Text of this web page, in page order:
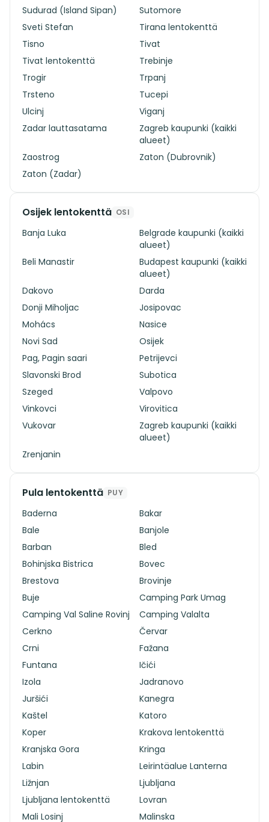
Sudurad (Island Sipan)
Sutomore
Sveti Stefan
Tirana lentokenttä
Tisno
Tivat
Tivat lentokenttä
Trebinje
Trogir
Trpanj
Trsteno
Tucepi
Ulcinj
Viganj
Zadar lauttasatama
Zagreb kaupunki (kaikki
alueet)
Zaostrog
Zaton (Dubrovnik)
Zaton (Zadar)
Osijek lentokenttä OSI
Banja Luka
Belgrade kaupunki (kaikki
alueet)
Beli Manastir
Budapest kaupunki (kaikki
alueet)
Dakovo
Darda
Donji Miholjac
Josipovac
Mohács
Nasice
Novi Sad
Osijek
Pag, Pagin saari
Petrijevci
Slavonski Brod
Subotica
Szeged
Valpovo
Vinkovci
Virovitica
Vukovar
Zagreb kaupunki (kaikki
alueet)
Zrenjanin
Pula lentokenttä PUY
Baderna
Bakar
Bale
Banjole
Barban
Bled
Bohinjska Bistrica
Bovec
Brestova
Brovinje
Buje
Camping Park Umag
Camping Val Saline Rovinj
Camping Valalta
Cerkno
Červar
Crni
Fažana
Funtana
Ičići
Izola
Jadranovo
Juršići
Kanegra
Kaštel
Katoro
Koper
Krakova lentokenttä
Kranjska Gora
Kringa
Labin
Leirintäalue Lanterna
Ližnjan
Ljubljana
Ljubljana lentokenttä
Lovran
Mali Losinj
Malinska